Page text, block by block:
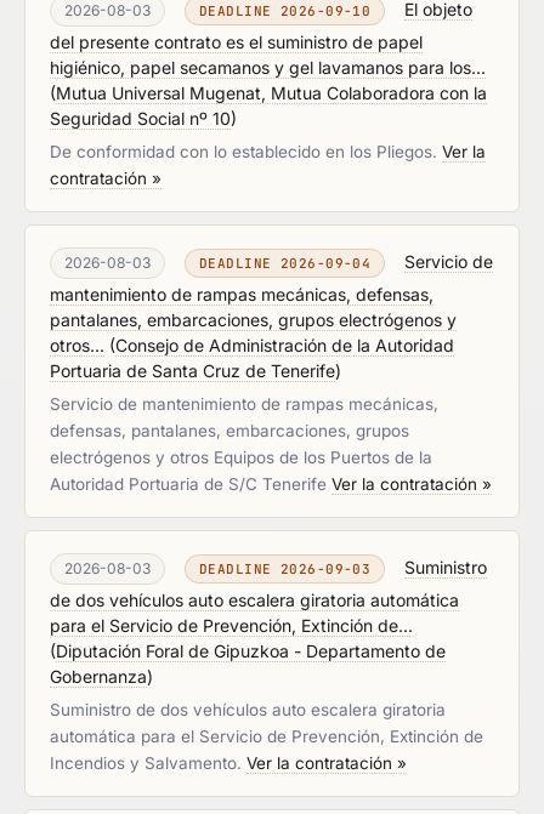
2026-08-03 DEADLINE 2026-09-10
El objeto
del presente contrato es el suministro de papel
higiénico, papel secamanos y gel lavamanos para los...
(Mutua Universal Mugenat, Mutua Colaboradora con la
Seguridad Social nº 10)
De conformidad con lo establecido en los Pliegos. Ver la
contratación »
2026-08-03 DEADLINE 2026-09-04
Servicio de
mantenimiento de rampas mecánicas, defensas,
pantalanes, embarcaciones, grupos electrógenos y
otros... (Consejo de Administración de la Autoridad
Portuaria de Santa Cruz de Tenerife)
Servicio de mantenimiento de rampas mecánicas,
defensas, pantalanes, embarcaciones, grupos
electrógenos y otros Equipos de los Puertos de la
Autoridad Portuaria de S/C Tenerife Ver la contratación »
2026-08-03 DEADLINE 2026-09-03
Suministro
de dos vehículos auto escalera giratoria automática
para el Servicio de Prevención, Extinción de...
(Diputación Foral de Gipuzkoa - Departamento de
Gobernanza)
Suministro de dos vehículos auto escalera giratoria
automática para el Servicio de Prevención, Extinción de
Incendios y Salvamento. Ver la contratación »